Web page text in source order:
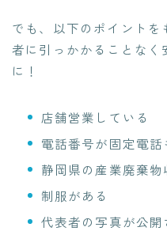
でも、以下のポイント
者に引っかかることなく
に！
店舗営業している
電話番号が固定電
静岡県の産業廃棄
制服がある
代表者の写真が公開